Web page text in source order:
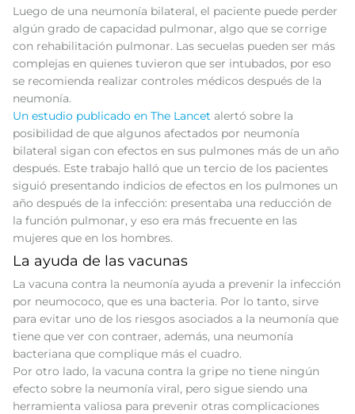
Luego de una neumonía bilateral, el paciente puede perder
algún grado de capacidad pulmonar, algo que se corrige
con rehabilitación pulmonar. Las secuelas pueden ser más
complejas en quienes tuvieron que ser intubados, por eso
se recomienda realizar controles médicos después de la
neumonía.
Un estudio publicado en The Lancet alertó sobre la
posibilidad de que algunos afectados por neumonía
bilateral sigan con efectos en sus pulmones más de un año
después. Este trabajo halló que un tercio de los pacientes
siguió presentando indicios de efectos en los pulmones un
año después de la infección: presentaba una reducción de
la función pulmonar, y eso era más frecuente en las
mujeres que en los hombres.
La ayuda de las vacunas
La vacuna contra la neumonía ayuda a prevenir la infección
por neumococo, que es una bacteria. Por lo tanto, sirve
para evitar uno de los riesgos asociados a la neumonía que
tiene que ver con contraer, además, una neumonía
bacteriana que complique más el cuadro.
Por otro lado, la vacuna contra la gripe no tiene ningún
efecto sobre la neumonía viral, pero sigue siendo una
herramienta valiosa para prevenir otras complicaciones